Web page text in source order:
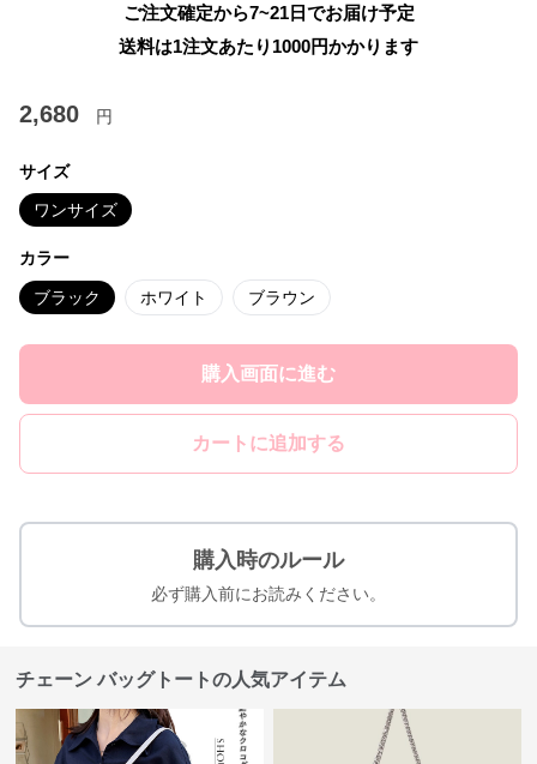
ご注文確定から7~21日でお届け予定
送料は1注文あたり 1000円かかります
2,680 円
サイズ
ワンサイズ
カラー
ブラック ホワイト ブラウン
購入画面に進む
カートに追加する
購入時のルール
必ず購入前にお読みください。
チェーン バッグトートの人気アイテム